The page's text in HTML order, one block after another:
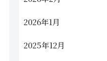
2026年1月
2025年12月